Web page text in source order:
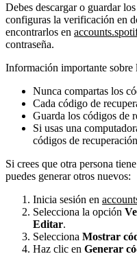
Debes descargar o guardar
configuras la verificación en
encontrarlos en
contraseña.
Información importante sobre
Nunca compartas los
Cada código de
Guarda los códigos de
Si usas una
códigos de
Si crees que otra persona
puedes generar otros nuevos:
Inicia sesión en
Selecciona la opción
Editar.
Selecciona Mostrar
Haz clic en Generar